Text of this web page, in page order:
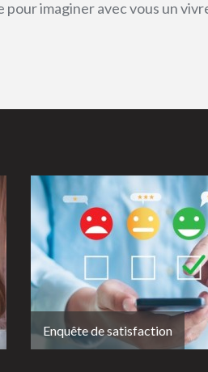
imaginer avec vous un
Enquête de satisfaction